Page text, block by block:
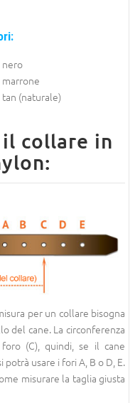
nero
marrone
tan (naturale)
il collare in
per un collare bisogna
del cane. La circonferenza
(C), quindi, se il cane
potrà usare i fori A, B o D, E.
misurare la taglia giusta